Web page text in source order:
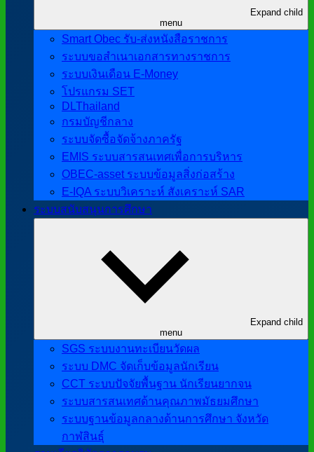
Expand child
menu
Smart Obec รับ-ส่งหนังสือราชการ
ระบบขอสำเนาเอกสารทางราชการ
ระบบเงินเดือน E-Money
โปรแกรม SET
DLThailand
กรมบัญชีกลาง
ระบบจัดซื้อจัดจ้างภาครัฐ
EMIS ระบบสารสนเทศเพื่อการบริหาร
OBEC-asset ระบบข้อมูลสิ่งก่อสร้าง
E-IQA ระบบวิเคราะห์ สังเคราะห์ SAR
ระบบสนับสนุนการศึกษา
Expand child
menu
SGS ระบบงานทะเบียนวัดผล
ระบบ DMC จัดเก็บข้อมูลนักเรียน
CCT ระบบปัจจัยพื้นฐาน นักเรียนยากจน
ระบบสารสนเทศด้านคุณภาพมัธยมศึกษา
ระบบฐานข้อมูลกลางด้านการศึกษา จังหวัด
กาฬสินธุ์